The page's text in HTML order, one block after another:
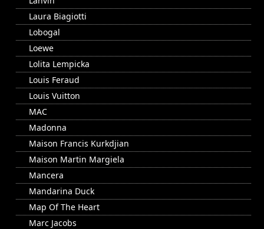
Laura Biagiotti
Lobogal
Loewe
Lolita Lempicka
Louis Feraud
Louis Vuitton
MAC
Madonna
Maison Francis Kurkdjian
Maison Martin Margiela
Mancera
Mandarina Duck
Map Of The Heart
Marc Jacobs